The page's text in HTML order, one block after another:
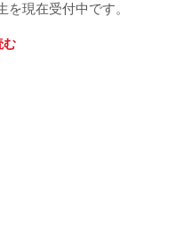
現在受付中です。
む